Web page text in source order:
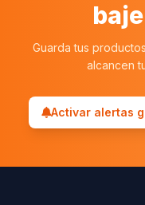
Guarda tus
alcancen
Activar alertas